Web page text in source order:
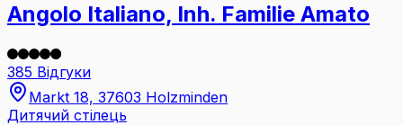
Angolo Italiano, Inh. Familie Amato
385 Відгуки
Markt 18, 37603 Holzminden
Дитячий стілець